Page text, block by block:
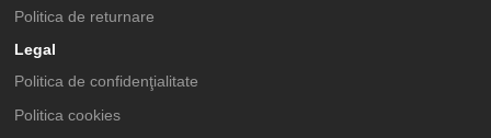
Politica de returnare
Legal
Politica de confidenţialitate
Politica cookies